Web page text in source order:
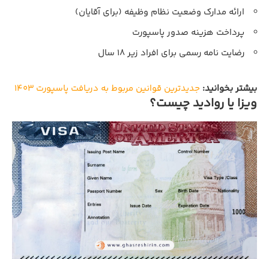
ارائه مدارک وضعیت نظام وظیفه (برای آقایان)
پرداخت هزینه صدور پاسپورت
رضایت‌ نامه رسمی برای افراد زیر 18 سال
بیشتر بخوانید: جدیدترین قوانین مربوط به دریافت پاسپورت ۱۴۰۳
ویزا یا روادید چیست؟